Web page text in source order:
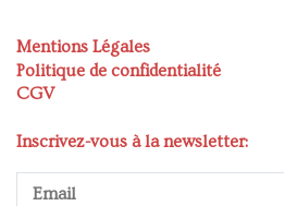
Mentions Légales
Politique de confidentialité
CGV
Inscrivez-vous à la newsletter: